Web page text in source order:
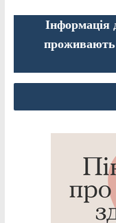
Інформація
проживають